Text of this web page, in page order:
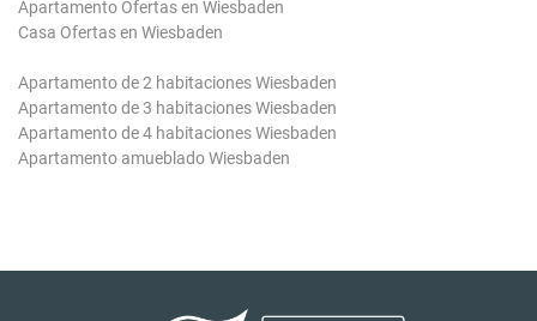
Apartamento Ofertas en Wiesbaden
Casa Ofertas en Wiesbaden
Apartamento de 2 habitaciones Wiesbaden
Apartamento de 3 habitaciones Wiesbaden
Apartamento de 4 habitaciones Wiesbaden
Apartamento amueblado Wiesbaden